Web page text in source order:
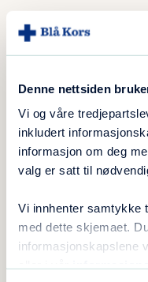
Denne nettsiden
Vi og våre
inkludert
informasjon om deg
valg er satt til
Vi innhenter samtykke
med dette skjemaet.
informasjonskapslene
Jeg samarbeider
som er
for henne. Blå
arbeid over et
rent
har vært gjennom
og dermed blir
økonomistyring